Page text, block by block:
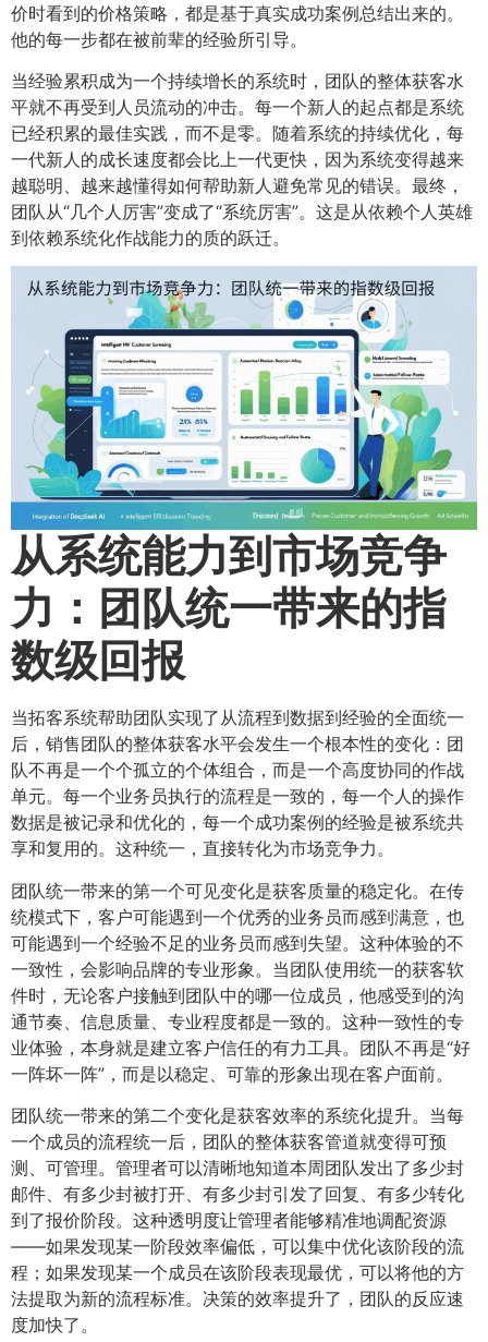
价时看到的价格策略，都是基于真实成功案例总结出来的。
他的每一步都在被前辈的经验所引导。
当经验累积成为一个持续增长的系统时，团队的整体获客水
平就不再受到人员流动的冲击。每一个新人的起点都是系统
已经积累的最佳实践，而不是零。随着系统的持续优化，每
一代新人的成长速度都会比上一代更快，因为系统变得越来
越聪明、越来越懂得如何帮助新人避免常见的错误。最终，
团队从“几个人厉害”变成了“系统厉害”。这是从依赖个人英雄
到依赖系统化作战能力的质的跃迁。
从系统能力到市场竞争
力：团队统一带来的指
数级回报
当拓客系统帮助团队实现了从流程到数据到经验的全面统一
后，销售团队的整体获客水平会发生一个根本性的变化：团
队不再是一个个孤立的个体组合，而是一个高度协同的作战
单元。每一个业务员执行的流程是一致的，每一个人的操作
数据是被记录和优化的，每一个成功案例的经验是被系统共
享和复用的。这种统一，直接转化为市场竞争力。
团队统一带来的第一个可见变化是获客质量的稳定化。在传
统模式下，客户可能遇到一个优秀的业务员而感到满意，也
可能遇到一个经验不足的业务员而感到失望。这种体验的不
一致性，会影响品牌的专业形象。当团队使用统一的获客软
件时，无论客户接触到团队中的哪一位成员，他感受到的沟
通节奏、信息质量、专业程度都是一致的。这种一致性的专
业体验，本身就是建立客户信任的有力工具。团队不再是“好
一阵坏一阵”，而是以稳定、可靠的形象出现在客户面前。
团队统一带来的第二个变化是获客效率的系统化提升。当每
一个成员的流程统一后，团队的整体获客管道就变得可预
测、可管理。管理者可以清晰地知道本周团队发出了多少封
邮件、有多少封被打开、有多少封引发了回复、有多少转化
到了报价阶段。这种透明度让管理者能够精准地调配资源
——如果发现某一阶段效率偏低，可以集中优化该阶段的流
程；如果发现某一个成员在该阶段表现最优，可以将他的方
法提取为新的流程标准。决策的效率提升了，团队的反应速
度加快了。